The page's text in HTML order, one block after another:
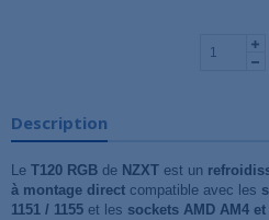
Description
Le T120 RGB de NZXT est un
à montage direct compatible avec les
1151 / 1155 et les sockets AMD AM4 et